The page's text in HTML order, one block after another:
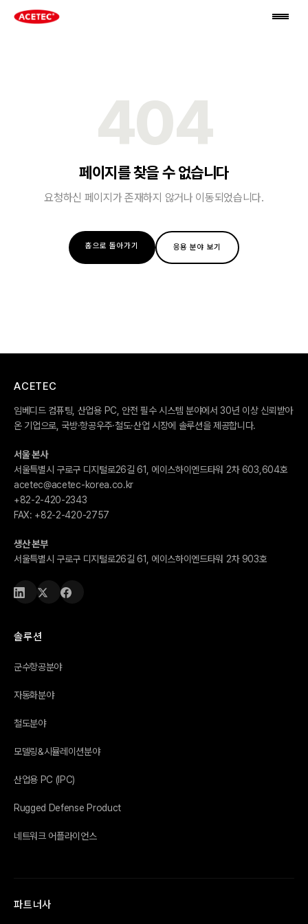
404
페이지를 찾을 수 없습니다
요청하신 페이지가 존재하지 않거나 이동되었습니다.
홈으로 돌아가기 응용 분야 보기
ACETEC
임베디드 컴퓨팅, 산업용 PC, 안전 필수 시스템 분야에서 30년 이상 신뢰받아
온 기업으로, 국방·항공우주·철도·산업 시장에 솔루션을 제공합니다.
서울 본사
서울특별시 구로구 디지털로26길 61, 에이스하이엔드타워 2차 603,604호
acetec@acetec-korea.co.kr
+82-2-420-2343
FAX: +82-2-420-2757
생산 본부
서울특별시 구로구 디지털로26길 61, 에이스하이엔드타워 2차 903호
솔루션
군수항공분야
자동화분야
철도분야
모델링&시뮬레이션분야
산업용 PC (IPC)
Rugged Defense Product
네트워크 어플라이언스
파트너사